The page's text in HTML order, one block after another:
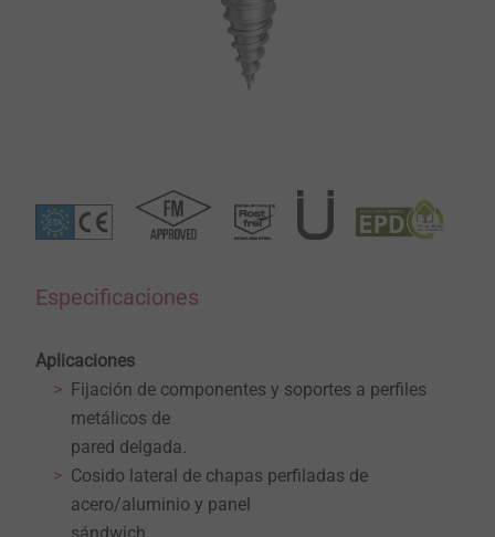
Especificaciones
Aplicaciones
Fijación de componentes y soportes a perfiles
metálicos de
pared delgada.
Cosido lateral de chapas perfiladas de
acero/aluminio y panel